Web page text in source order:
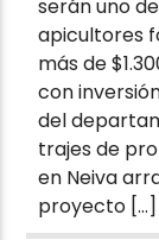
serán uno
apicultores
más de
con
del
trajes de
en Neiva
proyecto […]